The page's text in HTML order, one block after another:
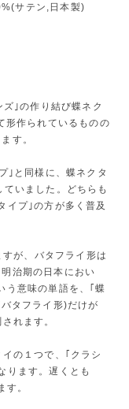
サテン,日本製)
｣の作り結び蝶ネク
形作られているものの
す。
｣と同様に、蝶ネクタ
いました。どちらも
イプ｣の方が多く普及
が、バタフライ形は
治期の日本におい
う意味の単語を、｢蝶
タフライ形)だけが
れます。
の１つで、｢クラシ
ります。遅くとも
。